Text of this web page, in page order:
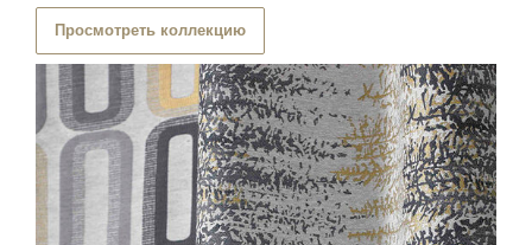
Просмотреть коллекцию